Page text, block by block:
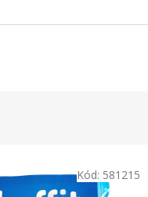
Kód: 581215